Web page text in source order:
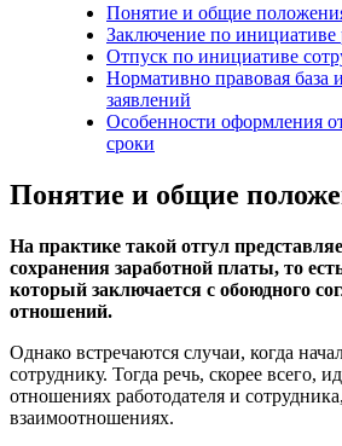
Понятие и общие
Заключение по инициативе
Отпуск по инициативе
Нормативно правовая база
заявлений
Особенности оформления
сроки
Понятие и общие
На практике такой отгул
сохранения заработной платы, то
который заключается с обоюдного
отношений.
Однако встречаются случаи, когда
сотруднику. Тогда речь, скорее всего,
отношениях работодателя и
взаимоотношениях.